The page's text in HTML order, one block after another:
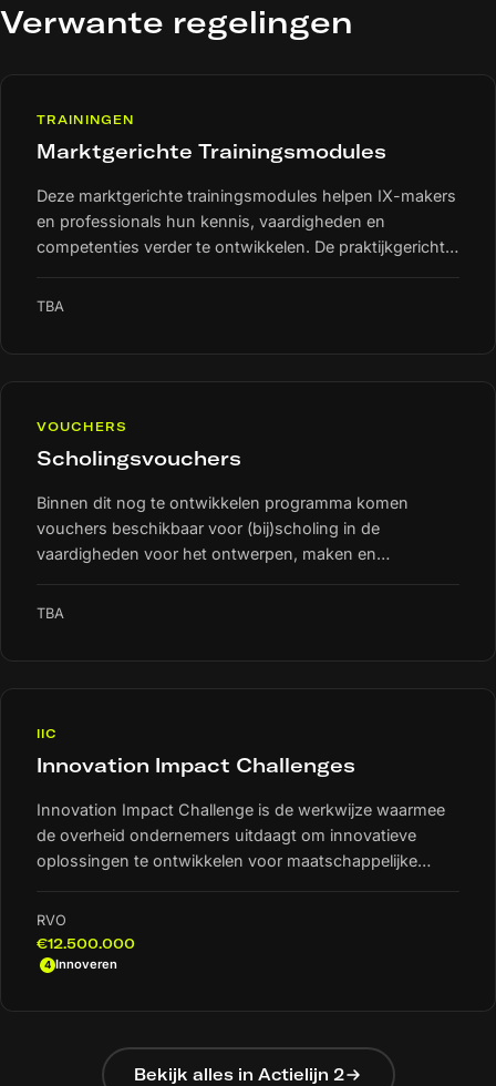
Verwante regelingen
TRAININGEN
Marktgerichte Trainingsmodules
Deze marktgerichte trainingsmodules helpen IX-makers
en professionals hun kennis, vaardigheden en
competenties verder te ontwikkelen. De praktijkgerichte
modules sluiten aan op de behoeften van de
arbeidsmarkt en versterken de expertise binnen het IX-
TBA
VOUCHERS
Scholingsvouchers
Binnen dit nog te ontwikkelen programma komen
vouchers beschikbaar voor (bij)scholing in de
vaardigheden voor het ontwerpen, maken en
toepassen van immersieve ervaringen (IX).
TBA
IIC
Innovation Impact Challenges
Innovation Impact Challenge is de werkwijze waarmee
de overheid ondernemers uitdaagt om innovatieve
oplossingen te ontwikkelen voor maatschappelijke
vraagstukken. Tijdens een Challenge leveren
ondernemers innovatieve, oplossingsgerichte
producten, diensten en toepassingen voor
maatschappelijke vraagstukken.
RVO
€12.500.000
4 Actielijn 4:
Innoveren
Bekijk alles in Actielijn 2